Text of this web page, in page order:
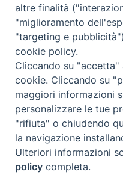
Orario di segreteria
Lunedì 17.30-19.30
Martedì 17.30-19.30
Mercoledì 17.30-19.30
Giovedì 17.30-19.30
Venerdì chiuso
Sabato 9.30-11.30
Privacy e sicurezza
altre finalità
"miglioramento
"targeting e
cookie policy.
Cliccando su
cookie. Cliccando su
maggiori informazioni
personalizzare le tue
"rifiuta" o chiudendo
la navigazione
Ulteriori informazioni
policy completa.